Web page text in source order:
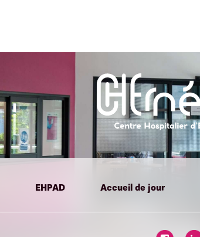
EHPAD Accueil de jour